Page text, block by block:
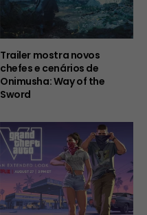
Trailer mostra novos
chefes e cenários de
Onimusha: Way of the
Sword